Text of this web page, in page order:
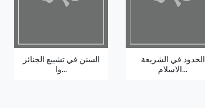
السنن في تشييع الجنائز
وا...
الحدود في الشريعة
الاسلام...